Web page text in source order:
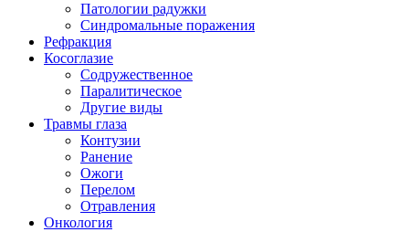
Патологии радужки
Синдромальные поражения
Рефракция
Косоглазие
Содружественное
Паралитическое
Другие виды
Травмы глаза
Контузии
Ранениe
Ожоги
Перелом
Отравления
Онкология